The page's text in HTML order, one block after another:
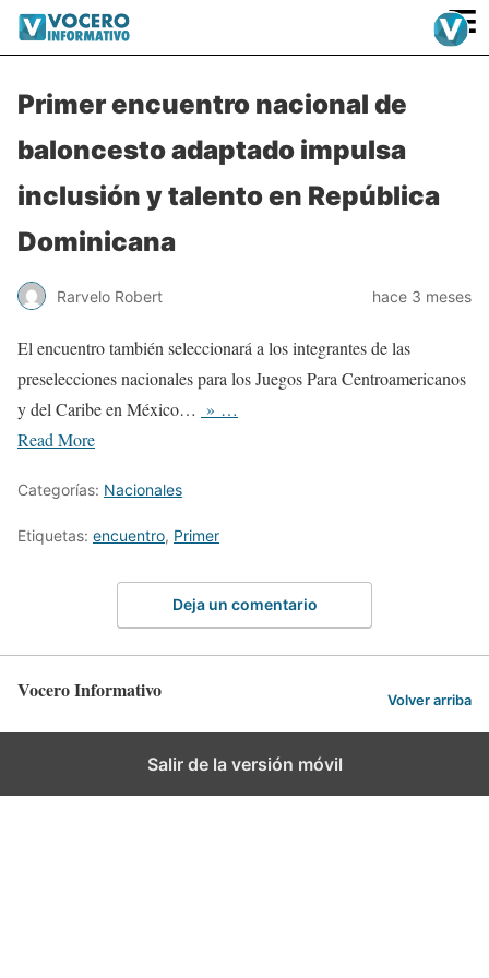
≡
Primer encuentro nacional de
baloncesto adaptado impulsa
inclusión y talento en República
Dominicana
Rarvelo Robert hace 3 meses
El encuentro también seleccionará a los integrantes de las
preselecciones nacionales para los Juegos Para Centroamericanos
y del Caribe en México… » …
Read More
Categorías: Nacionales
Etiquetas: encuentro, Primer
Deja un comentario
Vocero Informativo Volver arriba
Salir de la versión móvil